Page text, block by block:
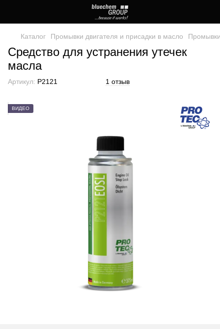
Каталог Промывки двигателя и присадки в масло
Средство для устранения утечек
масла
Артикул: P2121 1 отзыв
ВИДЕО